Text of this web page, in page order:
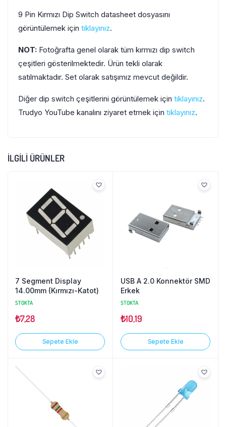
9 Pin Kırmızı Dip Switch datasheet dosyasını
görüntülemek için tıklayınız.
NOT: Fotoğrafta genel olarak tüm kırmızı dip switch
çeşitleri gösterilmektedir. Ürün tekli olarak
satılmaktadır. Set olarak satışımız mevcut değildir.
Diğer dip switch çeşitlerini görüntülemek için tıklayınız.
Trudyo YouTube kanalını ziyaret etmek için tıklayınız.
İLGILI ÜRÜNLER
7 Segment Display
14.00mm (Kırmızı-Katot)
STOKTA
₺7,28
Sepete Ekle
USB A 2.0 Konnektör SMD
Erkek
STOKTA
₺10,19
Sepete Ekle